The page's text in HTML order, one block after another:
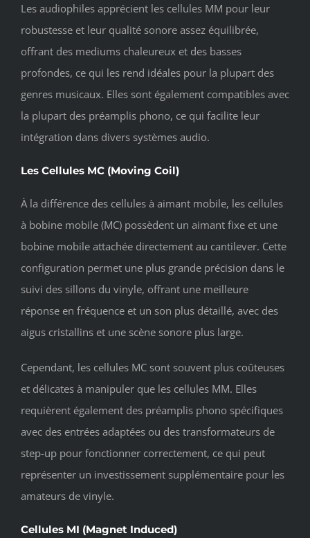
Les audiophiles apprécient les cellules MM pour leur
robustesse et leur qualité sonore assez équilibrée,
offrant des mediums chaleureux et des basses
profondes, ce qui les rend idéales pour la plupart des
genres musicaux. Elles sont également compatibles avec
la plupart des préamplis phono, ce qui facilite leur
intégration dans divers systèmes audio.
Les Cellules MC (Moving Coil)
À la différence des cellules à aimant mobile, les cellules
à bobine mobile (MC) possèdent un aimant fixe et une
bobine mobile attachée directement au cantilever. Cette
configuration permet une plus grande précision dans le
suivi des sillons du vinyle, offrant une meilleure
réponse en fréquence et un son plus détaillé, avec des
aigus cristallins et une scène sonore plus large.
Cependant, les cellules MC sont souvent plus coûteuses
et délicates à manipuler que les cellules MM. Elles
requièrent également des préamplis phono spécifiques
avec des entrées adaptées ou des transformateurs de
step-up pour fonctionner correctement, ce qui peut
représenter un investissement supplémentaire pour les
amateurs de vinyle.
Cellules MI (Magnet Induced)